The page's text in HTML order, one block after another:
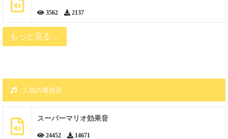
3562 2137
もっと見る ...
人気の着信音
スーパーマリオ効果音
24452 14671